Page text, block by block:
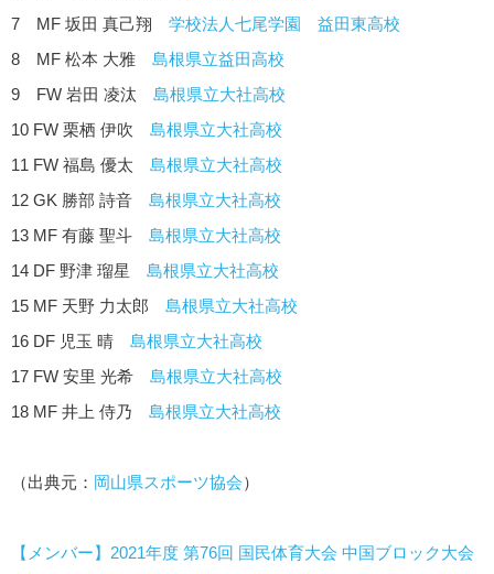
7 MF 坂田 真己翔 学校法人七尾学園 益田東高校
8 MF 松本 大雅 島根県立益田高校
9 FW 岩田 凌汰 島根県立大社高校
10 FW 栗栖 伊吹 島根県立大社高校
11 FW 福島 優太 島根県立大社高校
12 GK 勝部 詩音 島根県立大社高校
13 MF 有藤 聖斗 島根県立大社高校
14 DF 野津 瑠星 島根県立大社高校
15 MF 天野 力太郎 島根県立大社高校
16 DF 児玉 晴 島根県立大社高校
17 FW 安里 光希 島根県立大社高校
18 MF 井上 侍乃 島根県立大社高校
（出典元： 岡山県スポーツ協会）
【メンバー】2021年度 第76回 国民体育大会 中国ブロック大会